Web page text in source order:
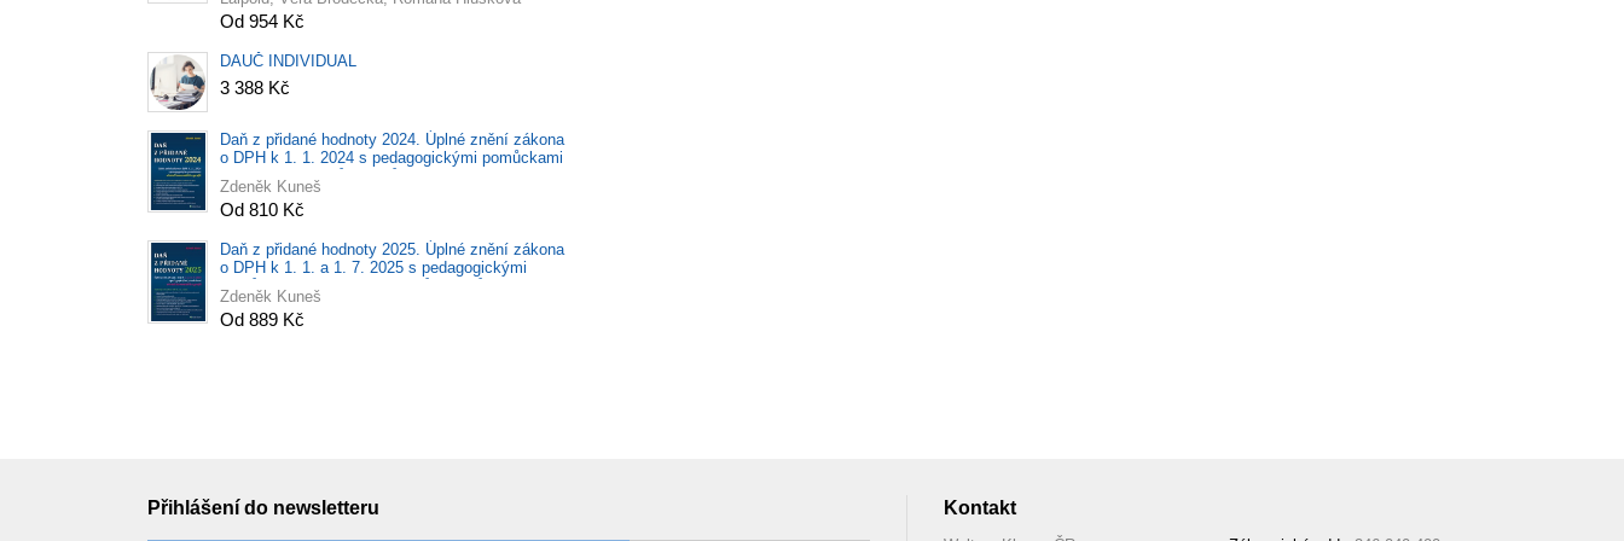
Od 954 Kč
DAUČ INDIVIDUAL
3 388 Kč
Daň z přidané hodnoty 2024. Úplné znění zákona
o DPH k 1. 1. 2024 s pedagogickými pomůckami
Zdeněk Kuneš
Od 810 Kč
Daň z přidané hodnoty 2025. Úplné znění zákona
o DPH k 1. 1. a 1. 7. 2025 s pedagogickými
Zdeněk Kuneš
Od 889 Kč
Přihlášení do newsletteru Kontakt